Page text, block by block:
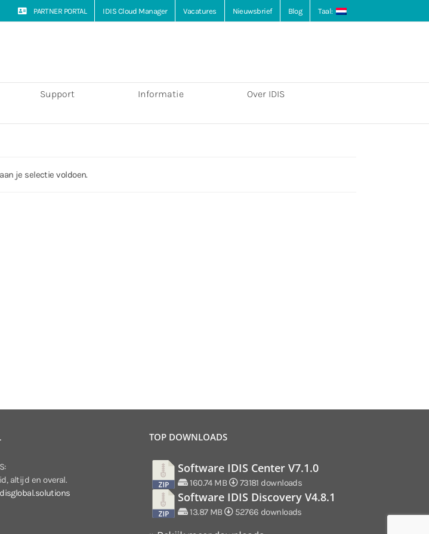
PARTNER PORTAL IDIS Cloud Manager Vacatures Nieuwsbrief Blog Taal:
Support Informatie Over IDIS
je selectie voldoen.
altijd en overal.
TOP DOWNLOADS
Software IDIS Center V7.1.0
160.74 MB 73181 downloads
Software IDIS Discovery V4.8.1
13.87 MB 52766 downloads